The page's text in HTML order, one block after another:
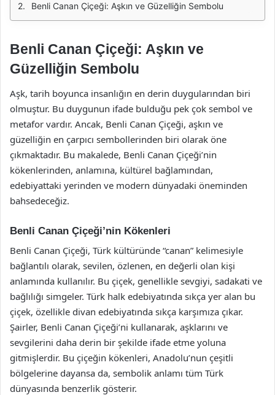
Benli Canan Çiçeği: Aşkın ve Güzelliğin Sembolu
Benli Canan Çiçeği: Aşkın ve
Güzelliğin Sembolu
Aşk, tarih boyunca insanlığın en derin duygularından biri
olmuştur. Bu duygunun ifade bulduğu pek çok sembol ve
metafor vardır. Ancak, Benli Canan Çiçeği, aşkın ve
güzelliğin en çarpıcı sembollerinden biri olarak öne
çıkmaktadır. Bu makalede, Benli Canan Çiçeği’nin
kökenlerinden, anlamına, kültürel bağlamından,
edebiyattaki yerinden ve modern dünyadaki öneminden
bahsedeceğiz.
Benli Canan Çiçeği’nin Kökenleri
Benli Canan Çiçeği, Türk kültüründe “canan” kelimesiyle
bağlantılı olarak, sevilen, özlenen, en değerli olan kişi
anlamında kullanılır. Bu çiçek, genellikle sevgiyi, sadakati ve
bağlılığı simgeler. Türk halk edebiyatında sıkça yer alan bu
çiçek, özellikle divan edebiyatında sıkça karşımıza çıkar.
Şairler, Benli Canan Çiçeği’ni kullanarak, aşklarını ve
sevgilerini daha derin bir şekilde ifade etme yoluna
gitmişlerdir. Bu çiçeğin kökenleri, Anadolu’nun çeşitli
bölgelerine dayansa da, sembolik anlamı tüm Türk
dünyasında benzerlik gösterir.